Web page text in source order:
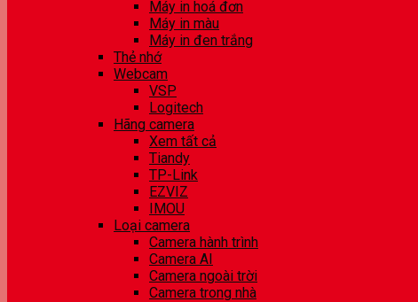
Máy in hoá đơn
Máy in màu
Máy in đen trắng
Thẻ nhớ
Webcam
VSP
Logitech
Hãng camera
Xem tất cả
Tiandy
TP-Link
EZVIZ
IMOU
Loại camera
Camera hành trình
Camera AI
Camera ngoài trời
Camera trong nhà